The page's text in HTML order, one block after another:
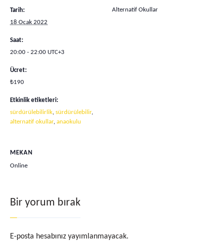
Tarih:
18 Ocak 2022
Saat:
20:00 - 22:00 UTC+3
Ücret:
₺190
Etkinlik etiketleri:
sürdürülebilirlik, sürdürülebilir,
alternatif okullar, anaokulu
Alternatif Okullar
MEKAN
Online
Bir yorum bırak
E-posta hesabınız yayımlanmayacak.